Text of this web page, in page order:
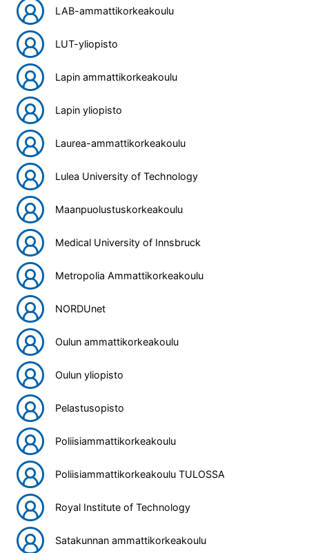
LAB-ammattikorkeakoulu
LUT-yliopisto
Lapin ammattikorkeakoulu
Lapin yliopisto
Laurea-ammattikorkeakoulu
Lulea University of Technology
Maanpuolustuskorkeakoulu
Medical University of Innsbruck
Metropolia Ammattikorkeakoulu
NORDUnet
Oulun ammattikorkeakoulu
Oulun yliopisto
Pelastusopisto
Poliisiammattikorkeakoulu
Poliisiammattikorkeakoulu TULOSSA
Royal Institute of Technology
Satakunnan ammattikorkeakoulu